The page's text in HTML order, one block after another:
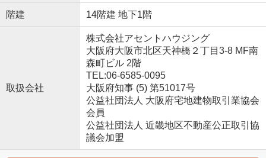
階建 14階建 地下1階
取扱会社
株式会社アセントハウジング
大阪府大阪市北区天神橋２丁目3-8 MF南
森町ビル 2階
TEL:06-6585-0095
大阪府知事 (5) 第51017号
公益社団法人 大阪府宅地建物取引業協会
会員
公益社団法人 近畿地区不動産公正取引協
議会加盟